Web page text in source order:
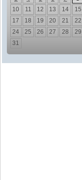
10
11 12 13 14 15
17
18 19 20 21 22
24
25 26 27 28 29
31